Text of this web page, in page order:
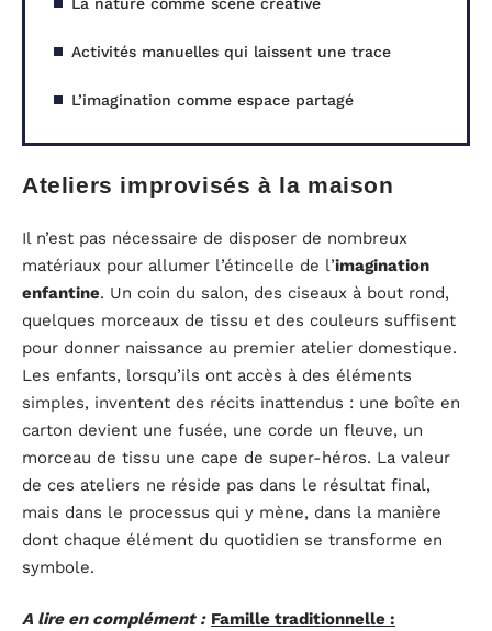
Activités manuelles qui laissent une trace
L’imagination comme espace partagé
Ateliers improvisés à la maison
Il n’est pas nécessaire de disposer de nombreux
matériaux pour allumer l’étincelle de l’imagination
enfantine. Un coin du salon, des ciseaux à bout rond,
quelques morceaux de tissu et des couleurs suffisent
pour donner naissance au premier atelier domestique.
Les enfants, lorsqu’ils ont accès à des éléments
simples, inventent des récits inattendus : une boîte en
carton devient une fusée, une corde un fleuve, un
morceau de tissu une cape de super-héros. La valeur
de ces ateliers ne réside pas dans le résultat final,
mais dans le processus qui y mène, dans la manière
dont chaque élément du quotidien se transforme en
symbole.
A lire en complément : Famille traditionnelle :